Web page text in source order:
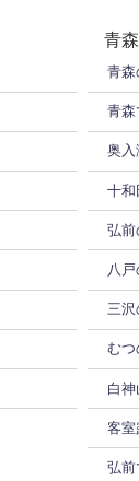
青
青森
青森
奥入
十和
弘前
八
三
むつ
白
客室
弘前